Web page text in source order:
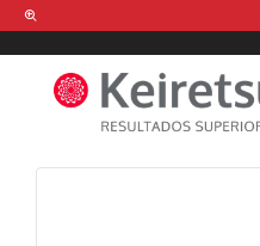
Help me Dante!
shirts in a size
between £ .
items, from the